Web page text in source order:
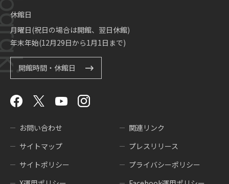
休館日
月曜日(祝日の場合は開館、翌日休館)
年末年始(12月29日から1月1日まで)
開館時間・休館日
お問い合わせ
関連リンク
サイトマップ
プレスリリース
サイトポリシー
プライバシーポリシー